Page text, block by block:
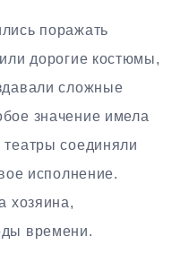
поражать
дорогие костюмы,
сложные
значение имела
соединяли
исполнение.
хозяина,
времени.